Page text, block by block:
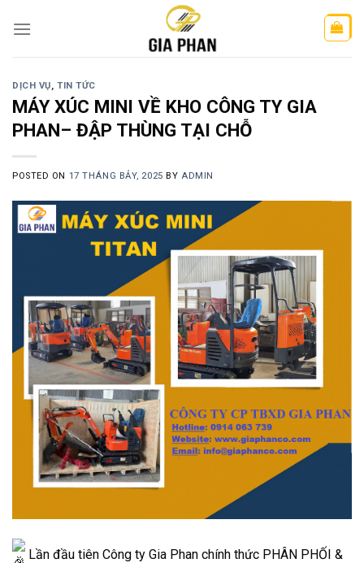
DỊCH VỤ,TIN TỨC
MÁY XÚC MINI VỀ KHO CÔNG TY GIA
PHAN– ĐẬP THÙNG TẠI CHỖ
POSTED ON 17 THÁNG BẢY, 2025 BY ADMIN
Lần đầu tiên Công ty Gia Phan chính thức PHÂN PHỐI &